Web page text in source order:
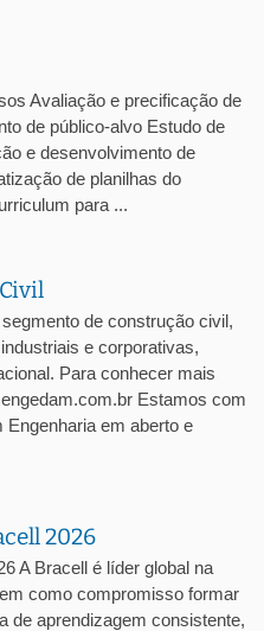
Avaliação e precificação de
de público-alvo Estudo de
e desenvolvimento de
de planilhas do
para ...
de construção civil,
e corporativas,
Para conhecer mais
Estamos com
Engenharia em aberto e
2026
A Bracell é líder global na
como compromisso formar
de aprendizagem consistente,